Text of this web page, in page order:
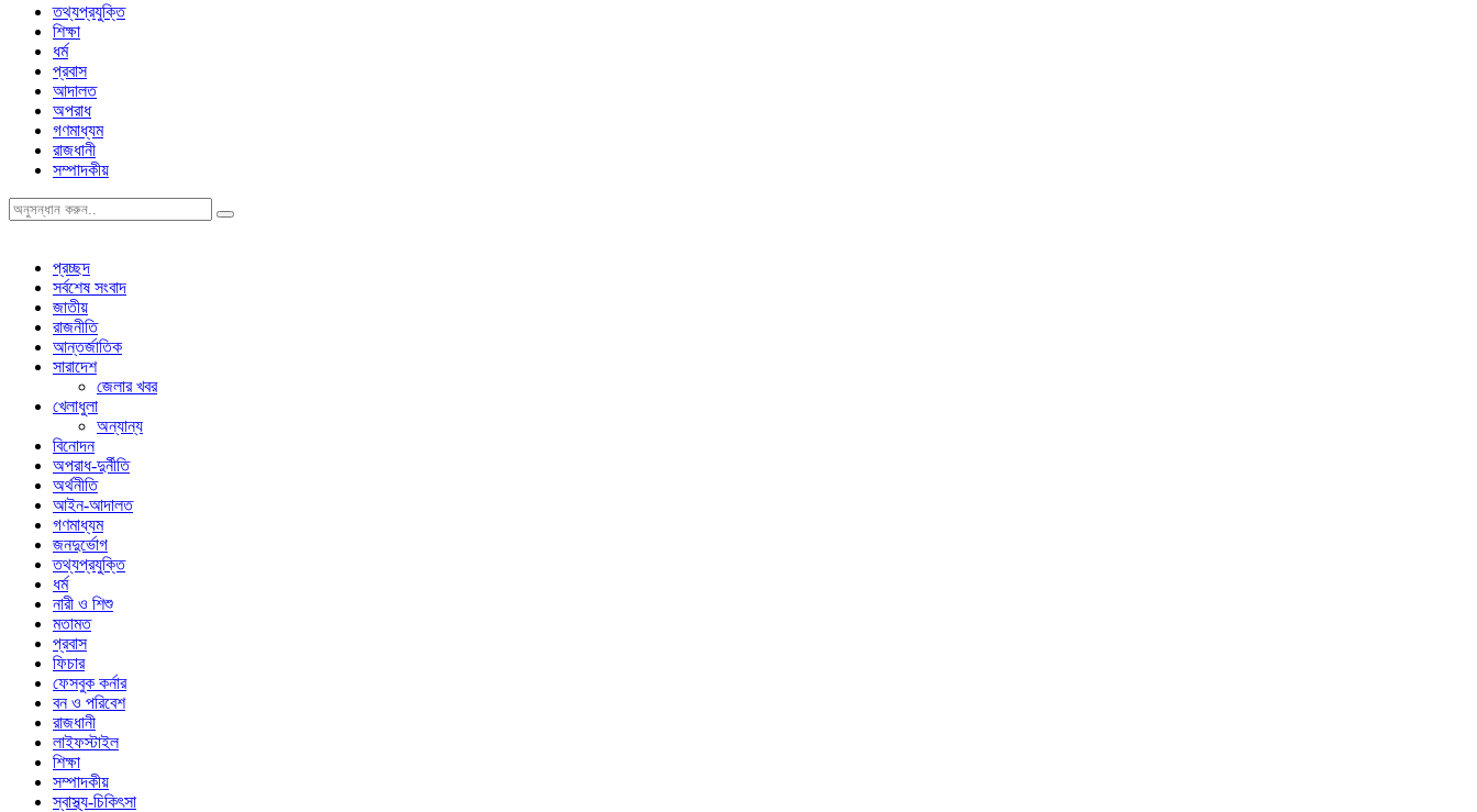
তথ্যপ্রযুক্তি
শিক্ষা
ধর্ম
প্রবাস
আদালত
অপরাধ
গণমাধ্যম
রাজধানী
সম্পাদকীয়
প্রচ্ছদ
সর্বশেষ সংবাদ
জাতীয়
রাজনীতি
আন্তর্জাতিক
সারাদেশ
জেলার খবর
খেলাধুলা
অন্যান্য
বিনোদন
অপরাধ-দুর্নীতি
অর্থনীতি
আইন-আদালত
গণমাধ্যম
জনদুর্ভোগ
তথ্যপ্রযুক্তি
ধর্ম
নারী ও শিশু
মতামত
প্রবাস
ফিচার
ফেসবুক কর্নার
বন ও পরিবেশ
রাজধানী
লাইফস্টাইল
শিক্ষা
সম্পাদকীয়
স্বাস্থ্য-চিকিৎসা